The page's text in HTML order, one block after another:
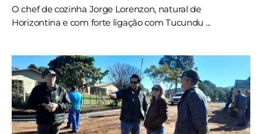
O chef de cozinha Jorge Lorenzon, natural de
Horizontina e com forte ligação com Tucundu ...